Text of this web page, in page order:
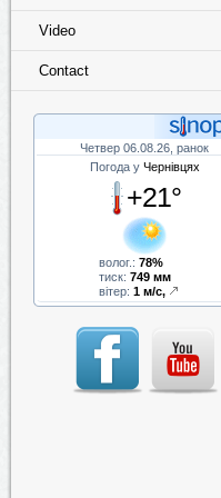
Video
Contact
Четвер 06.08.26, ранок
Погода у Чернівцях
+21°
волог.: 78%
тиск: 749 мм
вітер: 1 м/с,